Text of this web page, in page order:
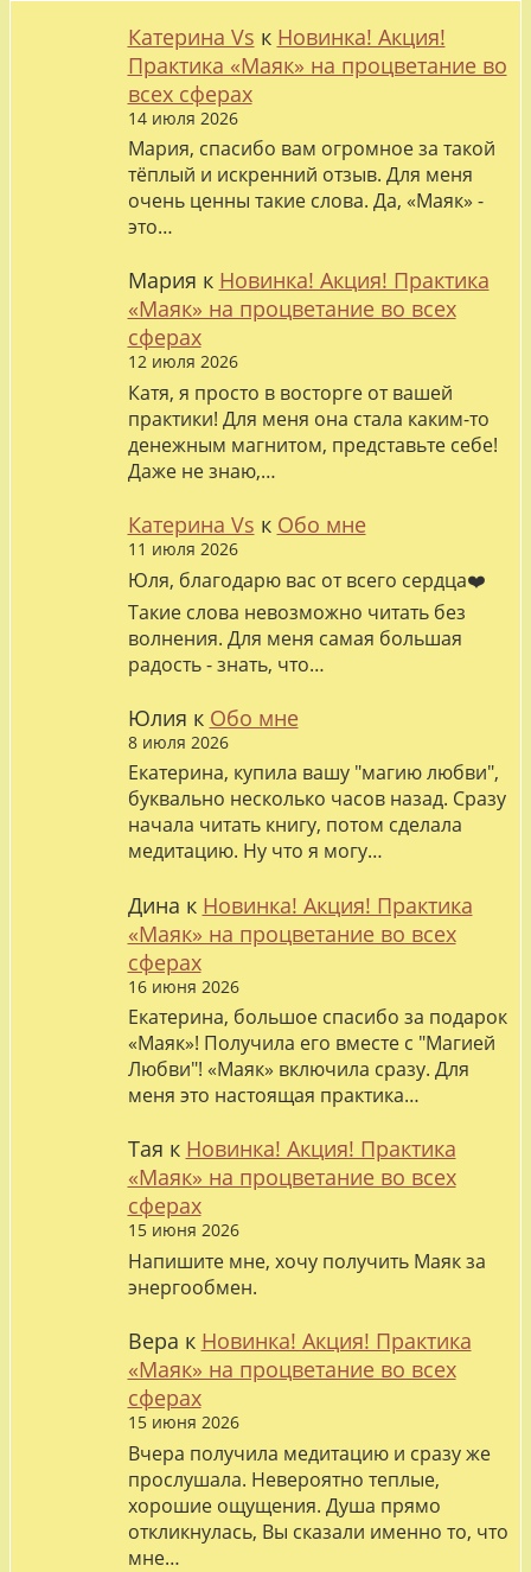
Катерина Vs к Новинка! Акция!
Практика «Маяк» на процветание во
всех сферах
14 июля 2026
Мария, спасибо вам огромное за такой
тёплый и искренний отзыв. Для меня
очень ценны такие слова. Да, «Маяк» -
это…
Мария к Новинка! Акция! Практика
«Маяк» на процветание во всех
сферах
12 июля 2026
Катя, я просто в восторге от вашей
практики! Для меня она стала каким-то
денежным магнитом, представьте себе!
Даже не знаю,…
Катерина Vs к Обо мне
11 июля 2026
Юля, благодарю вас от всего сердца❤️
Такие слова невозможно читать без
волнения. Для меня самая большая
радость - знать, что…
Юлия к Обо мне
8 июля 2026
Екатерина, купила вашу "магию любви",
буквально несколько часов назад. Сразу
начала читать книгу, потом сделала
медитацию. Ну что я могу…
Дина к Новинка! Акция! Практика
«Маяк» на процветание во всех
сферах
16 июня 2026
Екатерина, большое спасибо за подарок
«Маяк»! Получила его вместе с "Магией
Любви"! «Маяк» включила сразу. Для
меня это настоящая практика…
Тая к Новинка! Акция! Практика
«Маяк» на процветание во всех
сферах
15 июня 2026
Напишите мне, хочу получить Маяк за
энергообмен.
Вера к Новинка! Акция! Практика
«Маяк» на процветание во всех
сферах
15 июня 2026
Вчера получила медитацию и сразу же
прослушала. Невероятно теплые,
хорошие ощущения. Душа прямо
откликнулась, Вы сказали именно то, что
мне…